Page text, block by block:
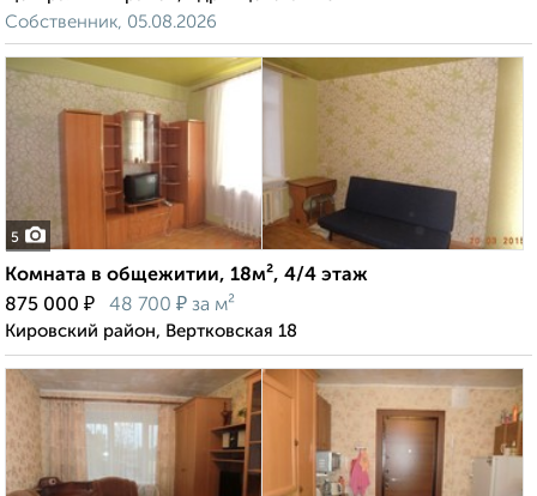
Собственник, 05.08.2026
5
Комната в общежитии, 18м², 4/4 этаж
875 000 ₽ 48 700 ₽ за м²
Кировский район, Вертковская 18